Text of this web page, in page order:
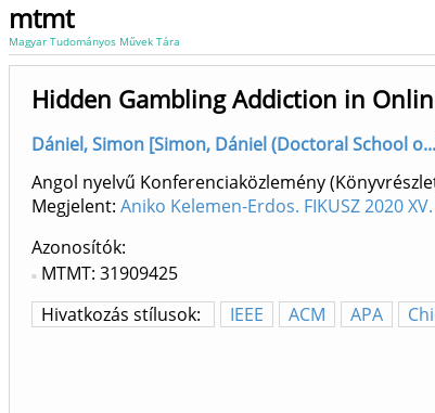
mtmt
Magyar Tudományos Művek Tára
Hidden Gambling Addiction in
Dániel, Simon [Simon, Dániel (Doctoral School
Angol nyelvű Konferenciaközlemény
Megjelent: Aniko Kelemen-Erdos. FIKUSZ 2020
Azonosítók
MTMT: 31909425
Hivatkozás stílusok:
IEEE ACM APA